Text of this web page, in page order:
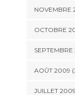
NOVEMBRE
OCTOBRE
AOÛT 2009
JUILLET 2009